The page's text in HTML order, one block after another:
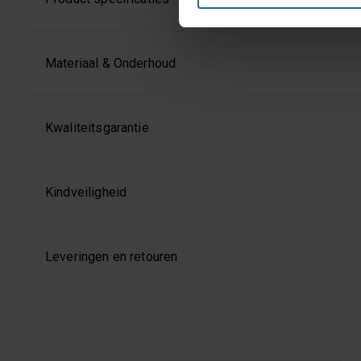
Materiaal & Onderhoud
Kwaliteitsgarantie
Kindveiligheid
Leveringen en retouren